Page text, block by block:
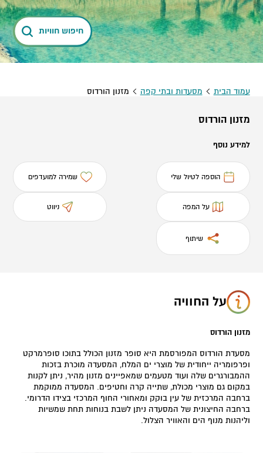
חיפוש חוויות
עמוד הבית מסעדות ובתי קפה מזנון הורדוס
מזנון הורדוס
למידע נוסף
הוספה לטיול שלי שמירה למועדפים
על המפה ניווט
שיתוף
על החוויה
מזנון הורדוס
מסעדת הורדוס המפורסמת היא סופר מזנון הכולל בתוכו סופרמרקט
ופרפומריה ייחודית של מוצרי ים המלח, המסעדה מוכרת בזכות
ההמבורגרים שלה ועוד מטעמים שמאפיינים מזנון מהיר, ניתן לקנות
במקום גם מוצרי מכולת, שתייה קרה וחטיפים. המסעדה ממוקמת
ברחבה המרכזית של עין בוקק ומאחורי החוף המרכזי בצידו הדרומי.
ברחבה החיצונית של המסעדה ניתן לשבת בנוחות תחת שמשיות
וליהנות מנוף הים והאוויר הצלול.